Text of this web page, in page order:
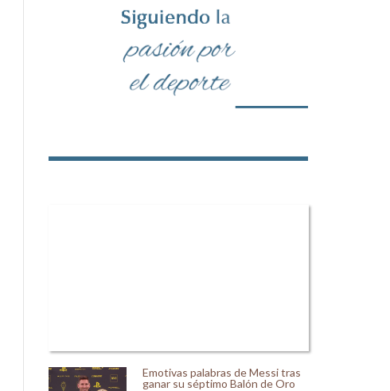
Emotivas palabras de Messi tras
ganar su séptimo Balón de Oro